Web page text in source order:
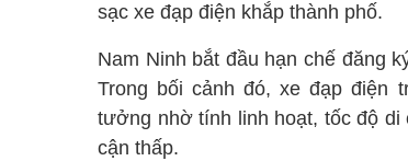
sạc xe đạp điện khắp thành phố.
Nam Ninh bắt đầu hạn chế đăng
Trong bối cảnh đó, xe đạp điện
tưởng nhờ tính linh hoạt, tốc độ
cận thấp.